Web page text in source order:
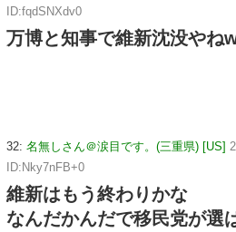
ID:fqdSNXdv0
万博と知事で維新沈没やね
32: 名無しさん＠涙目です。(三重県) [US]
ID:Nky7nFB+0
維新はもう終わりかな
なんだかんだで移民党が選